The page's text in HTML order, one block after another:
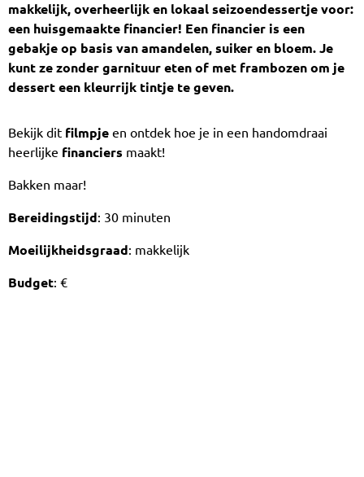
makkelijk, overheerlijk en lokaal seizoendessertje voor:
een huisgemaakte financier! Een financier is een
gebakje op basis van amandelen, suiker en bloem. Je
kunt ze zonder garnituur eten of met frambozen om je
dessert een kleurrijk tintje te geven.
Bekijk dit filmpje en ontdek hoe je in een handomdraai
heerlijke financiers maakt!
Bakken maar!
Bereidingstijd: 30 minuten
Moeilijkheidsgraad: makkelijk
Budget: €